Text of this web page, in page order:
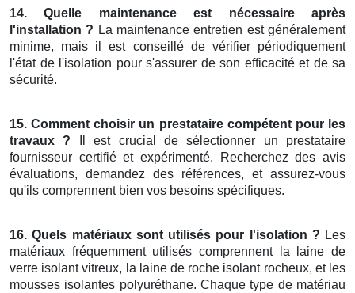
14. Quelle maintenance est nécessaire après
l'installation ? La maintenance entretien est généralement
minime, mais il est conseillé de vérifier périodiquement
l'état de l'isolation pour s'assurer de son efficacité et de sa
sécurité.
15. Comment choisir un prestataire compétent pour les
travaux ? Il est crucial de sélectionner un prestataire
fournisseur certifié et expérimenté. Recherchez des avis
évaluations, demandez des références, et assurez-vous
qu'ils comprennent bien vos besoins spécifiques.
16. Quels matériaux sont utilisés pour l'isolation ? Les
matériaux fréquemment utilisés comprennent la laine de
verre isolant vitreux, la laine de roche isolant rocheux, et les
mousses isolantes polyuréthane. Chaque type de matériau